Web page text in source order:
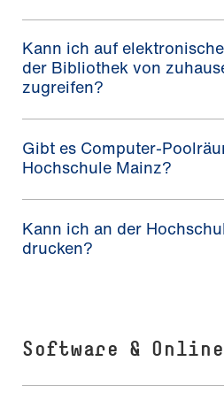
Kann ich auf
der Bibliothek von
zugreifen?
Gibt es Computer-
Hochschule Mainz?
Kann ich an der
drucken?
Software &